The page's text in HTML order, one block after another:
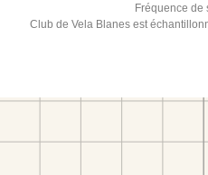
Fréquence de
Club de Vela Blanes est